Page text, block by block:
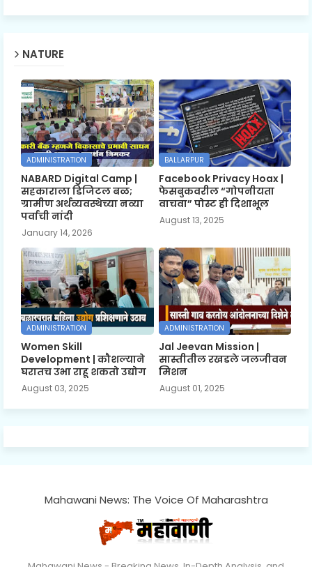
NATURE
ADMINISTRATION
NABARD Digital Camp |
सहकाराला डिजिटल बळ;
ग्रामीण अर्थव्यवस्थेच्या नव्या
पर्वाची नांदी
January 14, 2026
BALLARPUR
Facebook Privacy Hoax |
फेसबुकवरील “गोपनीयता
वाचवा” पोस्ट ही दिशाभूल
August 13, 2025
ADMINISTRATION
Women Skill
Development | कौशल्याने
घरातच उभा राहू शकतो उद्योग
August 03, 2025
ADMINISTRATION
Jal Jeevan Mission |
सास्तीतील रखडले जलजीवन
मिशन
August 01, 2025
Mahawani News: The Voice Of Maharashtra